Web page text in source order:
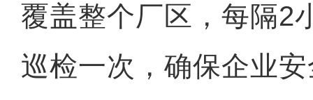
覆盖整个厂区，每隔2
巡检一次，确保企业